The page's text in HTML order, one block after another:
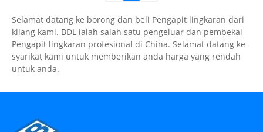
Selamat datang ke borong dan beli Pengapit lingkaran dari
kilang kami. BDL ialah salah satu pengeluar dan pembekal
Pengapit lingkaran profesional di China. Selamat datang ke
syarikat kami untuk memberikan anda harga yang rendah
untuk anda.